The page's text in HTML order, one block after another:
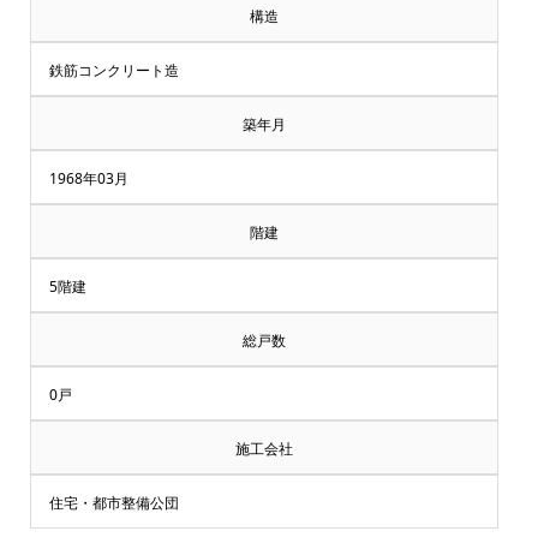
取
談
付
中
♪
横
浜
構造
鉄筋コンクリート造
築年月
1968年03月
階建
5階建
総戸数
0戸
施工会社
住宅・都市整備公団